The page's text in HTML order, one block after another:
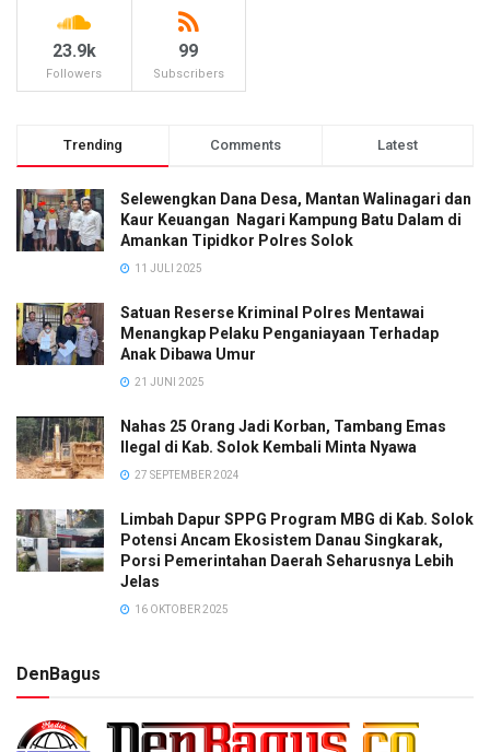
23.9k
Followers
99
Subscribers
Trending Comments Latest
Selewengkan Dana Desa, Mantan Walinagari dan
Kaur Keuangan Nagari Kampung Batu Dalam di
Amankan Tipidkor Polres Solok
11 JULI 2025
Satuan Reserse Kriminal Polres Mentawai
Menangkap Pelaku Penganiayaan Terhadap
Anak Dibawa Umur
21 JUNI 2025
Nahas 25 Orang Jadi Korban, Tambang Emas
Ilegal di Kab. Solok Kembali Minta Nyawa
27 SEPTEMBER 2024
Limbah Dapur SPPG Program MBG di Kab. Solok
Potensi Ancam Ekosistem Danau Singkarak,
Porsi Pemerintahan Daerah Seharusnya Lebih
Jelas
16 OKTOBER 2025
DenBagus